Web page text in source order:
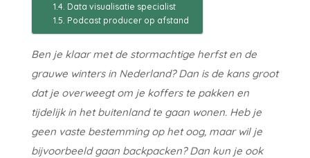
Data visualisatie specialist
Podcast producer op afstand
Ben je klaar met de stormachtige herfst en de
grauwe winters in Nederland? Dan is de kans groot
dat je overweegt om je koffers te pakken en
tijdelijk in het buitenland te gaan wonen. Heb je
geen vaste bestemming op het oog, maar wil je
bijvoorbeeld gaan backpacken? Dan kun je ook